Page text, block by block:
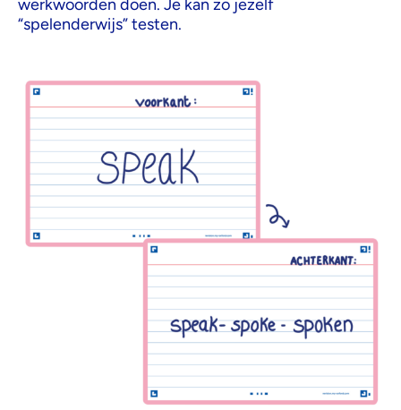
werkwoorden doen. Je kan zo jezelf
“spelenderwijs” testen.